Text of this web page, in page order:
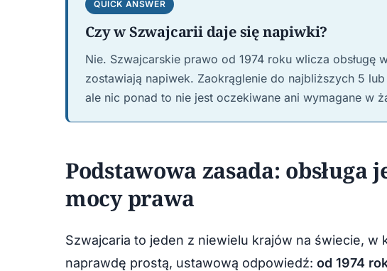
QUICK ANSWER
Czy w Szwajcarii daje się napiwki?
Nie. Szwajcarskie prawo od 1974 roku wlicza obsługę
zostawiają napiwek. Zaokrąglenie do najbliższych 5
ale nic ponad to nie jest oczekiwane ani wymagane w
Podstawowa zasada: obsługa
mocy prawa
Szwajcaria to jeden z niewielu krajów na świecie, w
naprawdę prostą, ustawową odpowiedź: od 1974